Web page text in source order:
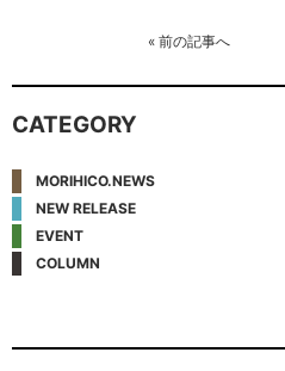
« 前の記事へ
CATEGORY
MORIHICO.NEWS
NEW RELEASE
EVENT
COLUMN